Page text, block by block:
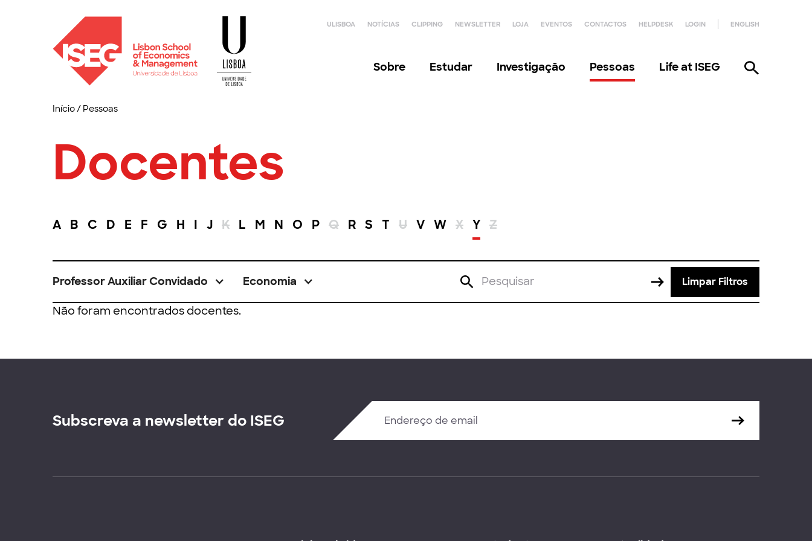
ULISBOA NOTÍCIAS CLIPPING NEWSLETTER LOJA EVENTOS CONTACTOS HELPDESK LOGIN ENGLISH
Sobre Estudar Investigação Pessoas Life at ISEG
Início/ Pessoas
Docentes
A B C D E F G H I J K L M N O P Q R S T U V W X Y Z
Professor Auxiliar Convidado Economia Limpar Filtros
Não foram encontrados docentes.
Subscreva a newsletter do ISEG